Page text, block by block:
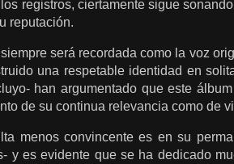
registros, ciertamente sigue
reputación.
siempre será recordada como la voz
una respetable identidad en
han argumentado que este
de su continua relevancia como de
menos convincente es en su
y es evidente que se ha dedicado